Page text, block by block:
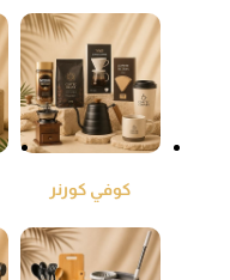
كوفي كورنر